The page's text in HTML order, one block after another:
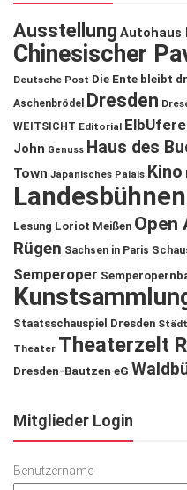
Ausstellung Autohaus
Chinesischer
Deutsche Post Die Ente bleibt
Aschenbrödel
Dresden
WEITSICHT Editorial
John Genuss Haus des
Town Japanisches Palais Kino
Lesung Loriot Meißen Open
Rügen Sachsen in Paris
Semperoper
Staatsschauspiel Dresden
Theater Theaterzelt
Dresden-Bautzen eG
Mitglieder Login
Benutzername